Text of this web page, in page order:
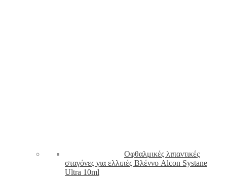
Oφθαλμικές λιπαντικές
σταγόνες για ελλιπές Βλέννο Alcon Systane
Ultra 10ml